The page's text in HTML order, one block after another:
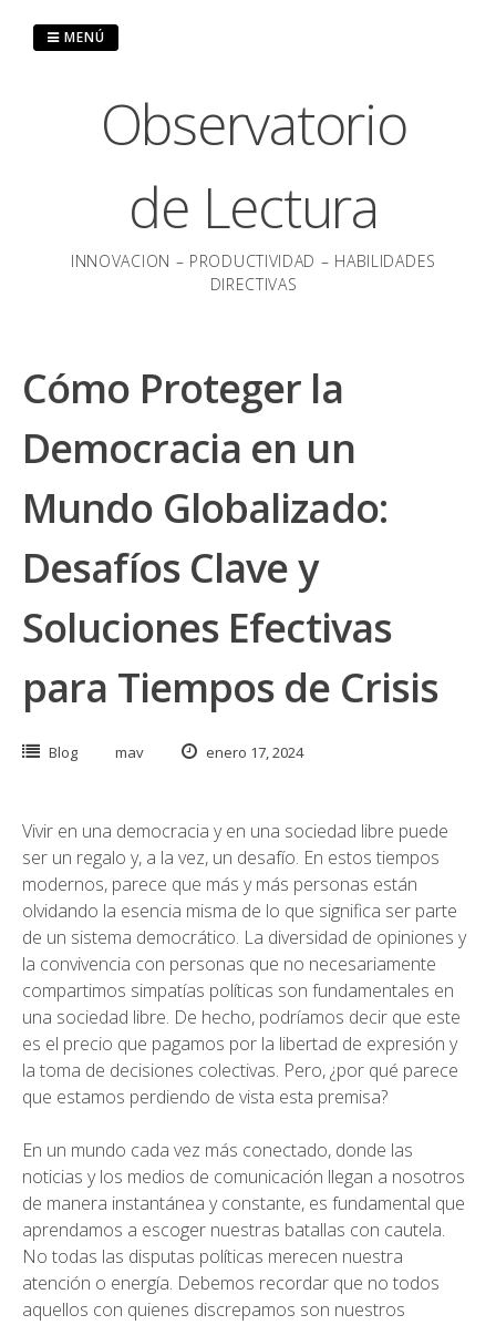
Observatorio
de Lectura
INNOVACION – PRODUCTIVIDAD – HABILIDADES
DIRECTIVAS
MENÚ
Cómo Proteger la
Democracia en un
Mundo Globalizado:
Desafíos Clave y
Soluciones Efectivas
para Tiempos de Crisis
Blog mav enero 17, 2024
Vivir en una democracia y en una sociedad libre puede
ser un regalo y, a la vez, un desafío. En estos tiempos
modernos, parece que más y más personas están
olvidando la esencia misma de lo que significa ser parte
de un sistema democrático. La diversidad de opiniones y
la convivencia con personas que no necesariamente
compartimos simpatías políticas son fundamentales en
una sociedad libre. De hecho, podríamos decir que este
es el precio que pagamos por la libertad de expresión y
la toma de decisiones colectivas. Pero, ¿por qué parece
que estamos perdiendo de vista esta premisa?
En un mundo cada vez más conectado, donde las
noticias y los medios de comunicación llegan a nosotros
de manera instantánea y constante, es fundamental que
aprendamos a escoger nuestras batallas con cautela.
No todas las disputas políticas merecen nuestra
atención o energía. Debemos recordar que no todos
aquellos con quienes discrepamos son nuestros